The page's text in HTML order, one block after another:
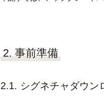
2. 事前準備
2.1. シグネチャダウン